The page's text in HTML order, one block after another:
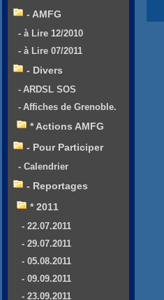
- AMFG
- à Lire 12/2010
- à Lire 07/2011
- Divers
- ARDSL SOS
- Affiches de Grenoble.
* Actions AMFG
- Pour Participer
- Calendrier
- Reportages
* 2011
- 22.07.2011
- 29.07.2011
- 05.08.2011
- 09.09.2011
- 23.09.2011